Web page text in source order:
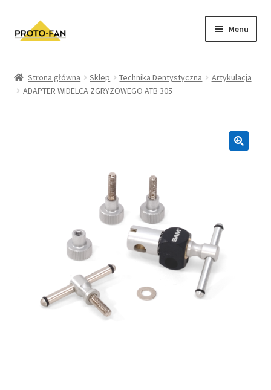
Menu
Kursy Stomatologiczne
Polityka prywatności
Strona główna Sklep Technika Dentystyczna
Artykulacja
ADAPTER WIDELCA ZGRYZOWEGO ATB 305